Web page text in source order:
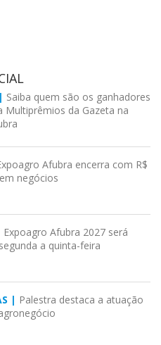
Saiba quem são os ganhadores
Multiprêmios da Gazeta na
Afubra encerra com R$
negócios
Expoagro Afubra 2027 será
a quinta-feira
| Palestra destaca a atuação